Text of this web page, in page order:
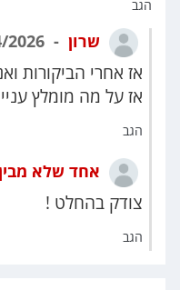
הגב
שרון
אז אחרי הביקורות
אז על מה מומלץ
הגב
אחד שלא
צודק בהחלט !
הגב